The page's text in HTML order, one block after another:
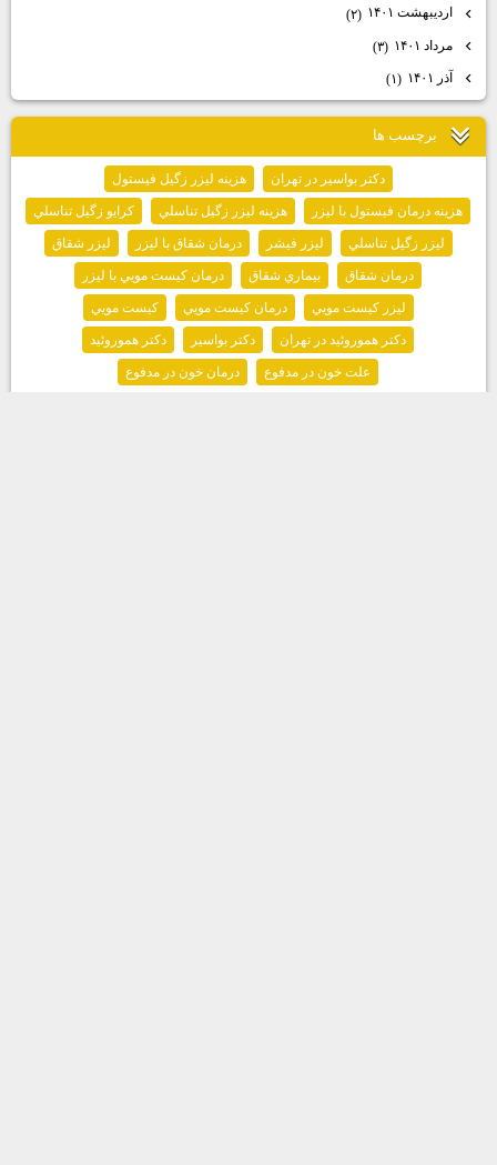
اردیبهشت ۱۴۰۱
(۲)
مرداد ۱۴۰۱
(۳)
آذر ۱۴۰۱
(۱)
برچسب ها
دكتر بواسير در تهران هزينه ليزر زگيل فيستول
هزينه درمان فيستول با ليزر هزينه ليزر زگيل تناسلي كرايو زگيل تناسلي
ليزر زگيل تناسلي ليزر فيشر درمان شقاق با ليزر ليزر شقاق
درمان شقاق بيماري شقاق درمان كيست مويي با ليزر
ليزر كيست مويي درمان كيست مويي كيست مويي
دكتر هموروئيد در تهران دكتر بواسير دكتر هموروئيد
علت خون در مدفوع درمان خون در مدفوع